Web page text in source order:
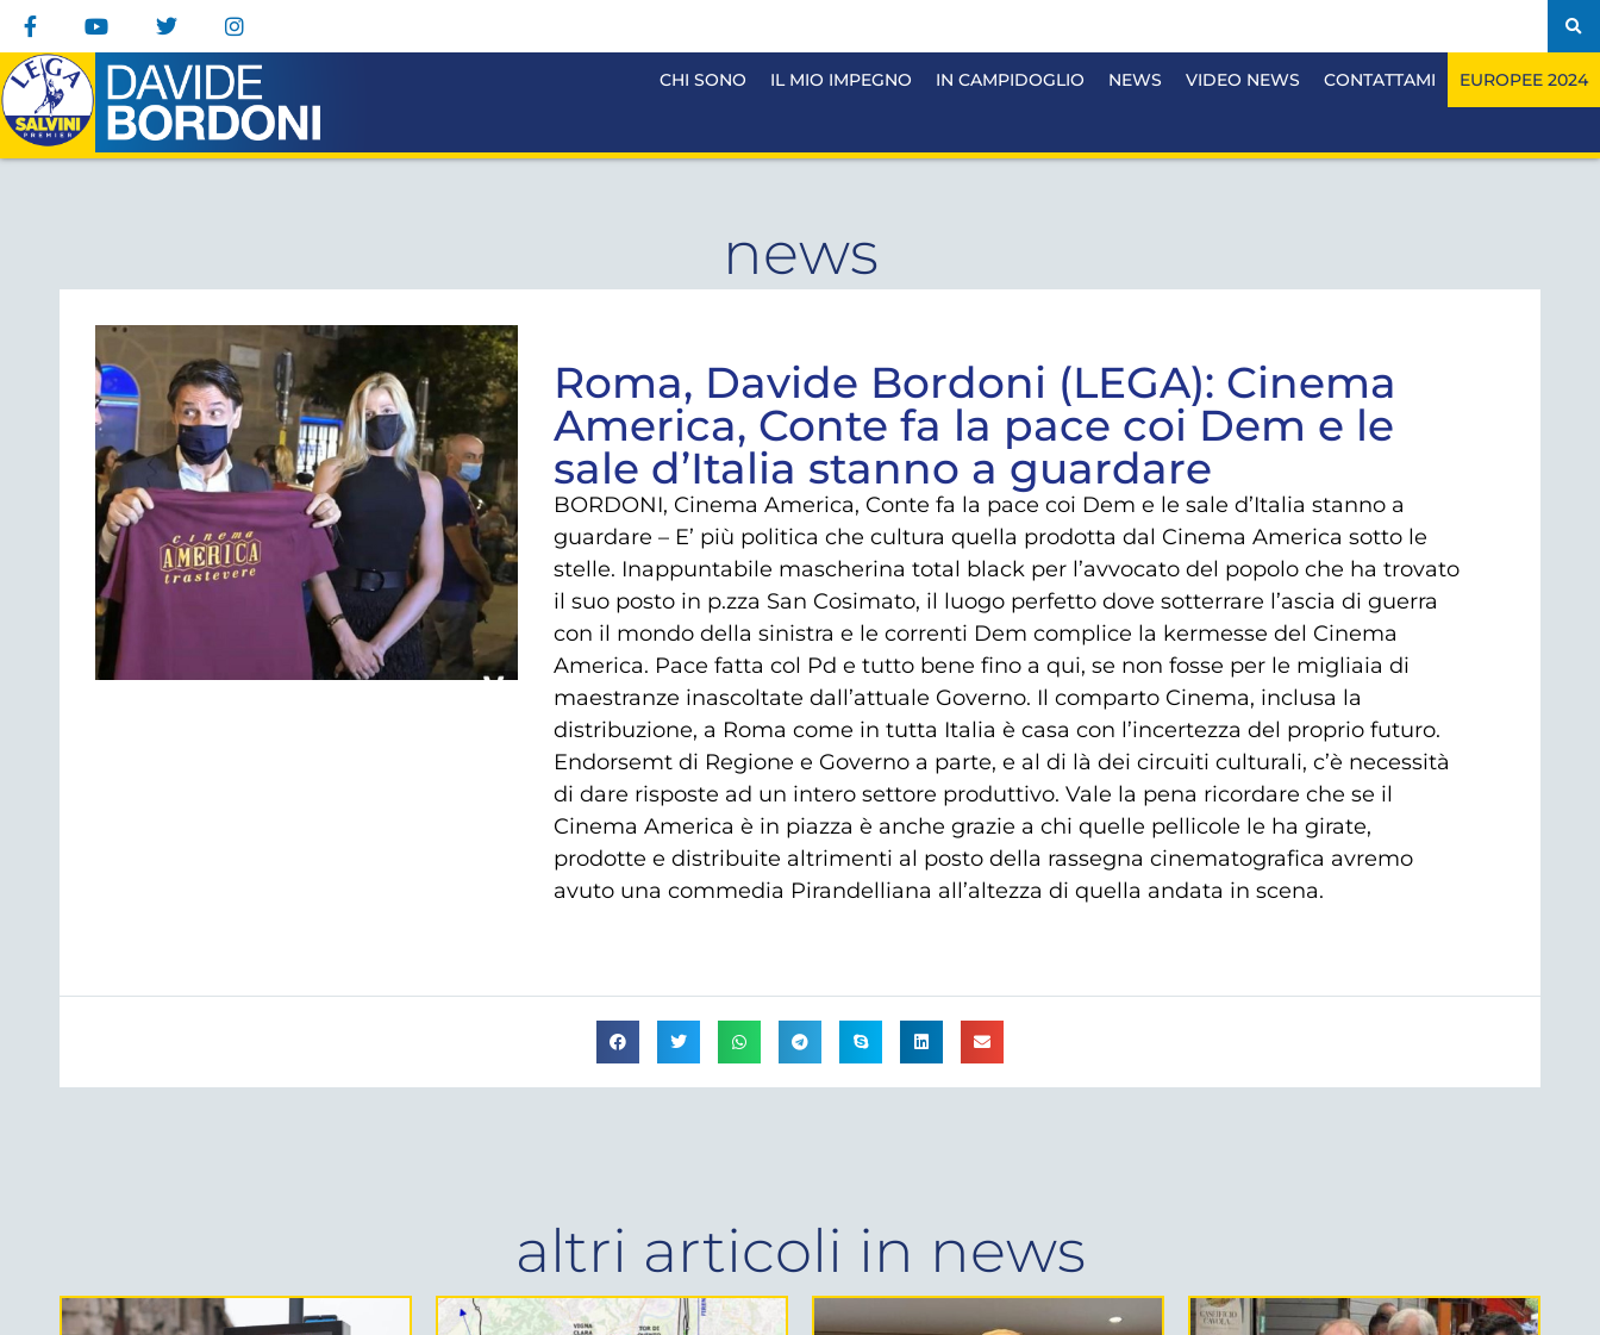
CHI SONO IL MIO IMPEGNO IN CAMPIDOGLIO NEWS VIDEO NEWS CONTATTAMI EUROPEE 2024
news
Roma, Davide Bordoni (LEGA): Cinema
America, Conte fa la pace coi Dem e le
sale d’Italia stanno a guardare
BORDONI, Cinema America, Conte fa la pace coi Dem e le sale d’Italia stanno a
guardare – E’ più politica che cultura quella prodotta dal Cinema America sotto le
stelle. Inappuntabile mascherina total black per l’avvocato del popolo che ha trovato
il suo posto in p.zza San Cosimato, il luogo perfetto dove sotterrare l’ascia di guerra
con il mondo della sinistra e le correnti Dem complice la kermesse del Cinema
America. Pace fatta col Pd e tutto bene fino a qui, se non fosse per le migliaia di
maestranze inascoltate dall’attuale Governo. Il comparto Cinema, inclusa la
distribuzione, a Roma come in tutta Italia è casa con l’incertezza del proprio futuro.
Endorsemt di Regione e Governo a parte, e al di là dei circuiti culturali, c’è necessità
di dare risposte ad un intero settore produttivo. Vale la pena ricordare che se il
Cinema America è in piazza è anche grazie a chi quelle pellicole le ha girate,
prodotte e distribuite altrimenti al posto della rassegna cinematografica avremo
avuto una commedia Pirandelliana all’altezza di quella andata in scena.
altri articoli in news